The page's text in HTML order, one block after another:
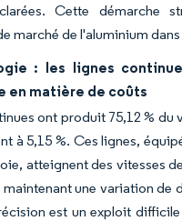
Cette démarche
marché de l'aluminium dans
: les lignes
en matière de coûts
ont produit 75,12 % du
à 5,15 %. Ces lignes,
atteignent des vitesses
une variation de
est un exploit difficile